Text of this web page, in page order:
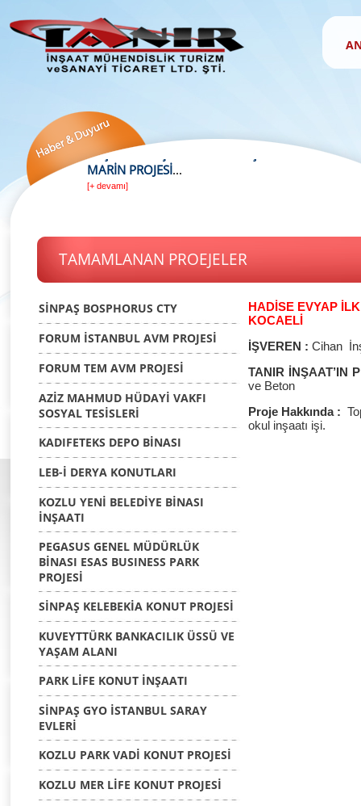
TAMAMLANAN PROEJELER
SİNPAŞ BOSPHORUS CTY
FORUM İSTANBUL AVM PROJESİ
FORUM TEM AVM PROJESİ
AZİZ MAHMUD HÜDAYİ VAKFI
SOSYAL TESİSLERİ
KADIFETEKS DEPO BİNASI
LEB-İ DERYA KONUTLARI
KOZLU YENİ BELEDİYE BİNASI
İNŞAATI
PEGASUS GENEL MÜDÜRLÜK
BİNASI ESAS BUSINESS PARK
PROJESİ
SİNPAŞ KELEBEKİA KONUT PROJESİ
KUVEYTTÜRK BANKACILIK ÜSSÜ VE
YAŞAM ALANI
PARK LİFE KONUT İNŞAATI
SİNPAŞ GYO İSTANBUL SARAY
EVLERİ
KOZLU PARK VADİ KONUT PROJESİ
KOZLU MER LİFE KONUT PROJESİ
HADİSE EVYAP
KOCAELİ
İŞVEREN : Cihan
TANIR İNŞAAT’IN
ve Beton
Proje Hakkında:
okul inşaatı işi.